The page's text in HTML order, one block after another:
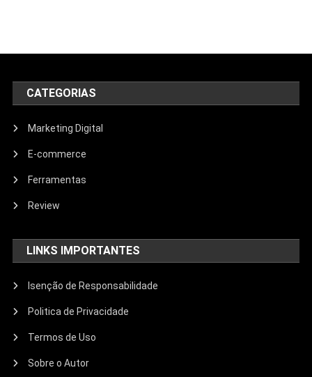
CATEGORIAS
Marketing Digital
E-commerce
Ferramentas
Review
LINKS IMPORTANTES
Isenção de Responsabilidade
Politica de Privacidade
Termos de Uso
Sobre o Autor